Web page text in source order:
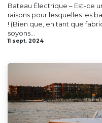
Bateau Électrique – Est-ce
raisons pour lesquelles les
! (Bien que, en tant que
soyons...
11 sept. 2024